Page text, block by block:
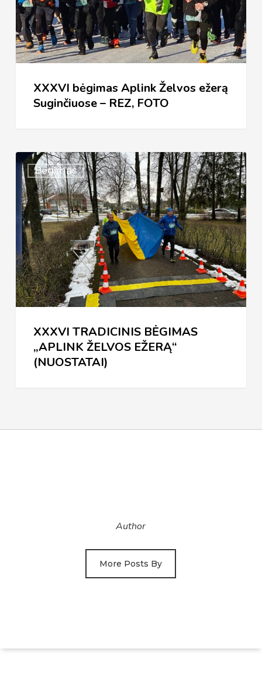
Suginčiuose
–
REZ,
FOTO
XXXVI bėgimas Aplink Želvos ežerą
Suginčiuose – REZ, FOTO
Bėgimas
XXXVI
TRADICINIS
BĖGIMAS
„APLINK
ŽELVOS
EŽERĄ“
(NUOSTATAI)
XXXVI TRADICINIS BĖGIMAS
„APLINK ŽELVOS EŽERĄ“
(NUOSTATAI)
Author
More Posts By